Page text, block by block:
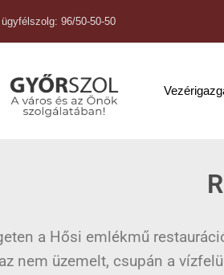
96/50-50-50
a Hősi emlékmű
nem üzemelt, csupán a